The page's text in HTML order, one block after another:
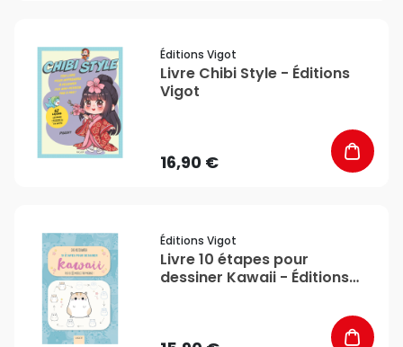
Éditions Vigot
Livre Chibi Style - Éditions
Vigot
16,90 €
Éditions Vigot
Livre 10 étapes pour
dessiner Kawaii - Éditions